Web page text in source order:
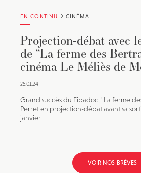
EN CONTINU CINÉMA
Projection-débat avec
de “La ferme des
cinéma Le Méliès de
25.01.24
Grand succès du Fipadoc, "La ferme
Perret en projection-débat avant sa
janvier
VOIR NOS BRÈVES